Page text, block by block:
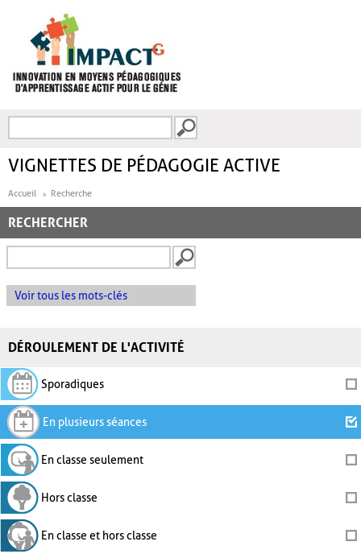
FORMULAIRE DE
VIGNETTES DE PÉDAGOGIE ACTIVE
Accueil Recherche
RECHERCHER
Voir tous les mots-clés
DÉROULEMENT DE L'ACTIVITÉ
Sporadiques
En plusieurs séances
En classe seulement
Hors classe
En classe et hors classe